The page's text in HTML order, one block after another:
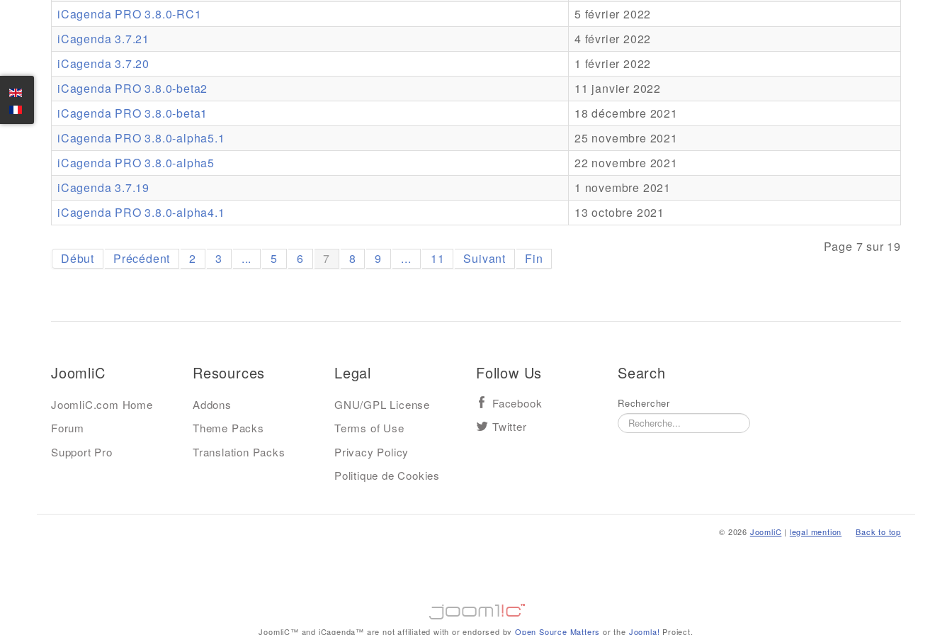
iCagenda PRO 3.8.0-RC1
5 février 2022
iCagenda 3.7.21
4 février 2022
iCagenda 3.7.20
1 février 2022
iCagenda PRO 3.8.0-beta2
11 janvier 2022
iCagenda PRO 3.8.0-beta1
18 décembre 2021
iCagenda PRO 3.8.0-alpha5.1
25 novembre 2021
iCagenda PRO 3.8.0-alpha5
22 novembre 2021
iCagenda 3.7.19
1 novembre 2021
iCagenda PRO 3.8.0-alpha4.1
13 octobre 2021
Page 7 sur 19
Début Précédent 2 3 ... 5 6 7 8 9 ... 11 Suivant Fin
JoomliC
JoomliC.com Home
Forum
Support Pro
Resources
Addons
Theme Packs
Translation Packs
Legal
GNU/GPL License
Terms of Use
Privacy Policy
Politique de Cookies
Follow Us
Facebook
Twitter
Search
Rechercher
Back to top
© 2026 JoomliC | legal mention
JoomliC™ and iCagenda™ are not affiliated with or endorsed byOpen Source Matters or the Joomla! Project.